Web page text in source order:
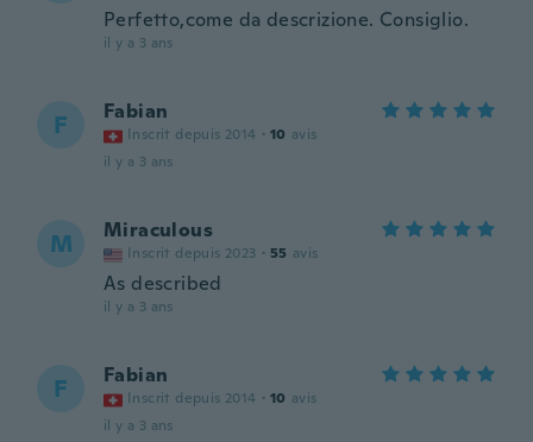
Perfetto,come da descrizione. Consiglio.
il y a 3 ans
F Fabian
Inscrit depuis 2014 · 10 avis
il y a 3 ans
M Miraculous
Inscrit depuis 2023 · 55 avis
As described
il y a 3 ans
F Fabian
Inscrit depuis 2014 · 10 avis
il y a 3 ans